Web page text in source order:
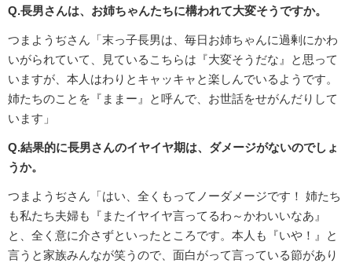
Q.長男さんは、お姉ちゃんたちに構われて大変そうですか。
つまようぢさん「末っ子長男は、毎日お姉ちゃんに過剰にかわ
いがられていて、見ているこちらは『大変そうだな』と思って
いますが、本人はわりとキャッキャと楽しんでいるようです。
姉たちのことを『ままー』と呼んで、お世話をせがんだりして
います」
Q.結果的に長男さんのイヤイヤ期は、ダメージがないのでしょ
うか。
つまようぢさん「はい、全くもってノーダメージです！ 姉たち
も私たち夫婦も『またイヤイヤ言ってるわ～かわいいなあ』
と、全く意に介さずといったところです。本人も『いや！』と
言うと家族みんなが笑うので、面白がって言っている節があり